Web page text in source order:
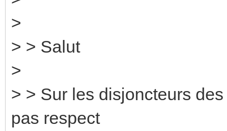
>
> > Salut
>
> > Sur les disjoncteurs
pas respect